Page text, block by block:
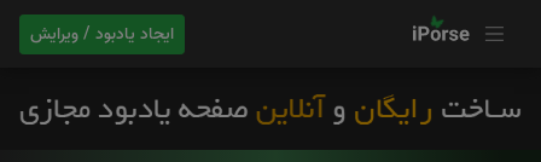
ایجاد یادبود / ویرایش